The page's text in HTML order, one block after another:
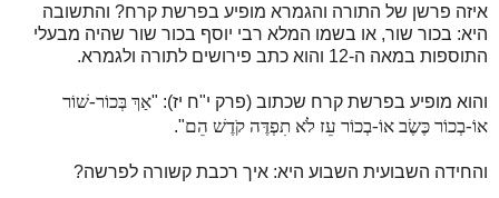
איזה פרשן של התורה והגמרא מופיע בפרשת קרח? והתשובה
היא: בכור שור, או בשמו המלא רבי יוסף בכור שור שהיה מבעלי
התוספות במאה ה-12 והוא כתב פירושים לתורה ולגמרא.
והוא מופיע בפרשת קרח שכתוב (פרק י"ח יז): "אַךְ בְּכוֹר-שׁוֹר
אוֹ-בְכוֹר כֶּשֶׂב אוֹ-בְכוֹר עֵז לֹא תִפְדֶּה קֹדֶשׁ הֵם".
והחידה השבועית השבוע היא: איך רכבת קשורה לפרשה?